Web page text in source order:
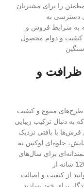
مطمئن را برای مشتریان
دسترسی به
به شرایط فروش و
کیفیت و دوام محصول
ظرافت و
بالا، طرح‌های متنوع و کیفیت
به دنبال ترکیب زیبایی
با بافتی نزدیک
جلوه‌ای لوکس به
برای سال‌های
آینده محسوب می‌شوند. با انتخاب فرش 1200 شانه از
از کیفیت و اصالت